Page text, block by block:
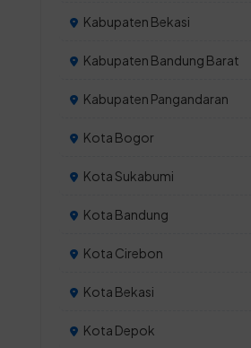
Kabupaten Bekasi
Kabupaten Bandung Barat
Kabupaten Pangandaran
Kota Bogor
Kota Sukabumi
Kota Bandung
Kota Cirebon
Kota Bekasi
Kota Depok